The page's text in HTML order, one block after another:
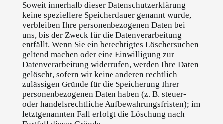
Soweit innerhalb dieser Datenschutzerklärung
keine speziellere Speicherdauer genannt wurde,
verbleiben Ihre personenbezogenen Daten bei
uns, bis der Zweck für die Datenverarbeitung
entfällt. Wenn Sie ein berechtigtes Löschersuchen
geltend machen oder eine Einwilligung zur
Datenverarbeitung widerrufen, werden Ihre Daten
gelöscht, sofern wir keine anderen rechtlich
zulässigen Gründe für die Speicherung Ihrer
personenbezogenen Daten haben (z. B. steuer-
oder handelsrechtliche Aufbewahrungsfristen); im
letztgenannten Fall erfolgt die Löschung nach